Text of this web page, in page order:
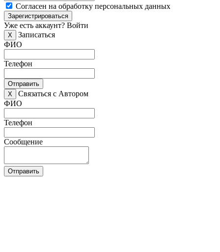
Согласен на обработку персональных данных
Зарегистрироваться
Уже есть аккаунт? Войти
X
Записаться
ФИО
Телефон
Отправить
X
Связаться с Автором
ФИО
Телефон
Сообщение
Отправить